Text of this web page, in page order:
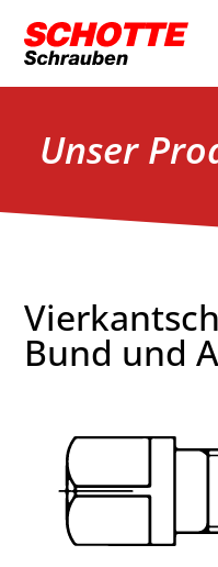
Unser
Bund und